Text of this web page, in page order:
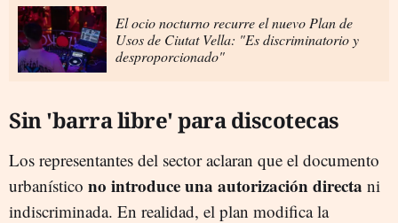
El ocio nocturno recurre el nuevo Plan de
Usos de Ciutat Vella: "Es discriminatorio y
desproporcionado"
Sin 'barra libre' para discotecas
Los representantes del sector aclaran que el documento
urbanístico no introduce una autorización directa ni
indiscriminada. En realidad, el plan modifica la